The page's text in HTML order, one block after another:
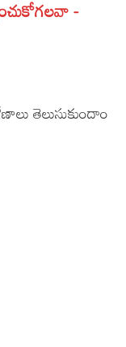
-
తెలుసుకుందాం